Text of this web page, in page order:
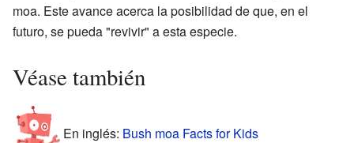
moa. Este avance acerca la posibilidad de que, en el
futuro, se pueda "revivir" a esta especie.
Véase también
En inglés: Bush moa Facts for Kids